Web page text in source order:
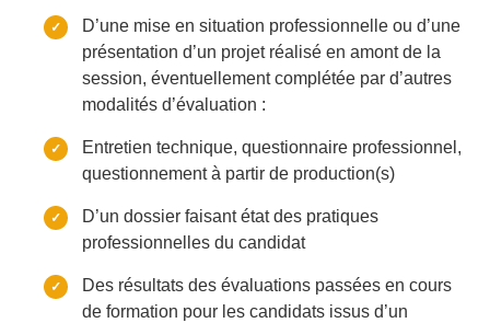
D’une mise en situation professionnelle ou d’une
présentation d’un projet réalisé en amont de la
session, éventuellement complétée par d’autres
modalités d’évaluation :
Entretien technique, questionnaire professionnel,
questionnement à partir de production(s)
D’un dossier faisant état des pratiques
professionnelles du candidat
Des résultats des évaluations passées en cours
de formation pour les candidats issus d’un